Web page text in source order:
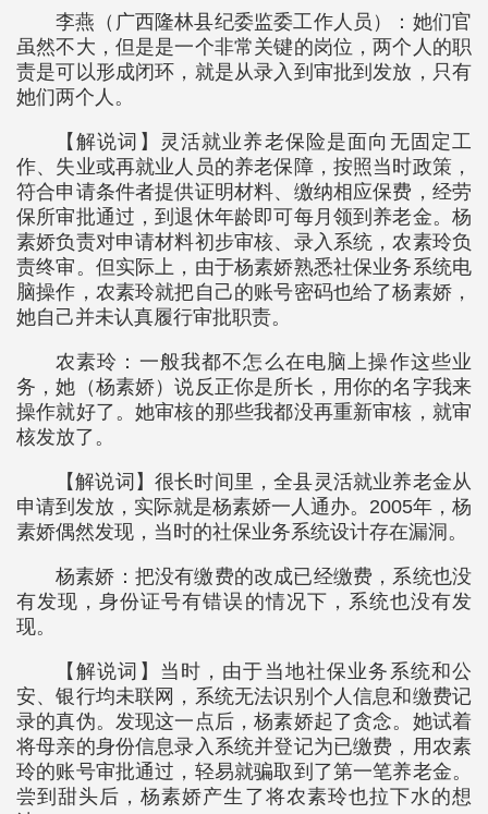
李燕（广西隆林县纪委监委工作人员）：她们官
虽然不大，但是是一个非常关键的岗位，两个人的职
责是可以形成闭环，就是从录入到审批到发放，只有
她们两个人。
【解说词】灵活就业养老保险是面向无固定工
作、失业或再就业人员的养老保障，按照当时政策，
符合申请条件者提供证明材料、缴纳相应保费，经劳
保所审批通过，到退休年龄即可每月领到养老金。杨
素娇负责对申请材料初步审核、录入系统，农素玲负
责终审。但实际上，由于杨素娇熟悉社保业务系统电
脑操作，农素玲就把自己的账号密码也给了杨素娇，
她自己并未认真履行审批职责。
农素玲：一般我都不怎么在电脑上操作这些业
务，她（杨素娇）说反正你是所长，用你的名字我来
操作就好了。她审核的那些我都没再重新审核，就审
核发放了。
【解说词】很长时间里，全县灵活就业养老金从
申请到发放，实际就是杨素娇一人通办。2005年，杨
素娇偶然发现，当时的社保业务系统设计存在漏洞。
杨素娇：把没有缴费的改成已经缴费，系统也没
有发现，身份证号有错误的情况下，系统也没有发
现。
【解说词】当时，由于当地社保业务系统和公
安、银行均未联网，系统无法识别个人信息和缴费记
录的真伪。发现这一点后，杨素娇起了贪念。她试着
将母亲的身份信息录入系统并登记为已缴费，用农素
玲的账号审批通过，轻易就骗取到了第一笔养老金。
尝到甜头后，杨素娇产生了将农素玲也拉下水的想